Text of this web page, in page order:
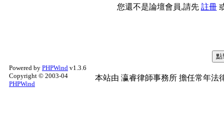
您還不是論壇會員,請先 註冊
Powered by PHPWind v1.3.6
Copyright © 2003-04
PHPWind
本站由 瀛睿律師事務所 擔任常年法